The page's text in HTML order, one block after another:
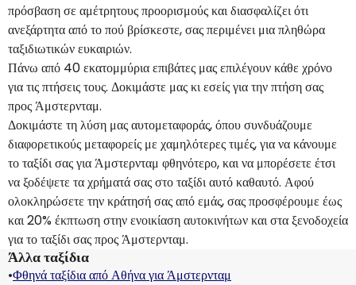
πρόσβαση σε αμέτρητους προορισμούς και διασφαλίζει ότι
ανεξάρτητα από το πού βρίσκεστε, σας περιμένει μια πληθώρα
ταξιδιωτικών ευκαιριών.
Πάνω από 40 εκατομμύρια επιβάτες μας επιλέγουν κάθε χρόνο
για τις πτήσεις τους. Δοκιμάστε μας κι εσείς για την πτήση σας
προς Άμστερνταμ.
Δοκιμάστε τη λύση μας αυτομεταφοράς, όπου συνδυάζουμε
διαφορετικούς μεταφορείς με χαμηλότερες τιμές, για να κάνουμε
το ταξίδι σας για Άμστερνταμ φθηνότερο, και να μπορέσετε έτσι
να ξοδέψετε τα χρήματά σας στο ταξίδι αυτό καθαυτό. Αφού
ολοκληρώσετε την κράτησή σας από εμάς, σας προσφέρουμε έως
και 20% έκπτωση στην ενοικίαση αυτοκινήτων και στα ξενοδοχεία
για το ταξίδι σας προς Άμστερνταμ.
Άλλα ταξίδια
•Φθηνά ταξίδια από Αθήνα για Άμστερνταμ